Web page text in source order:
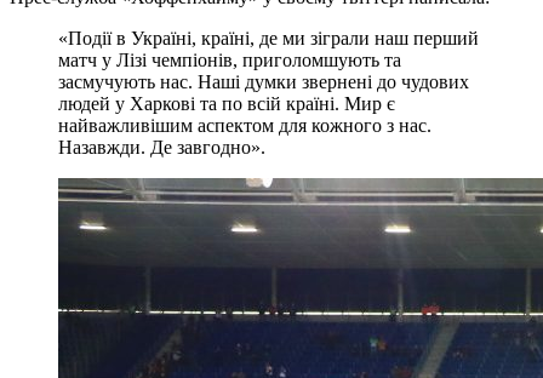
«Події в Україні, країні, де ми зіграли наш перший
матч у Лізі чемпіонів, приголомшують та
засмучують нас. Наші думки звернені до чудових
людей у ​​Харкові та по всій країні. Мир є
найважливішим аспектом для кожного з нас.
Назавжди. Де завгодно».